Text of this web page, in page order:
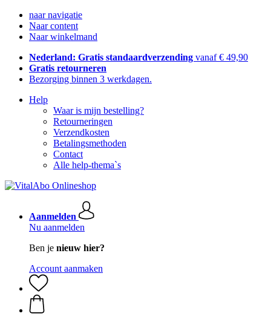
naar navigatie
Naar content
Naar winkelmand
Nederland: Gratis standaardverzending vanaf € 49,90
Gratis retourneren
Bezorging binnen 3 werkdagen.
Help
Waar is mijn bestelling?
Retourneringen
Verzendkosten
Betalingsmethoden
Contact
Alle help-thema`s
Aanmelden
Nu aanmelden
Ben je nieuw hier?
Account aanmaken